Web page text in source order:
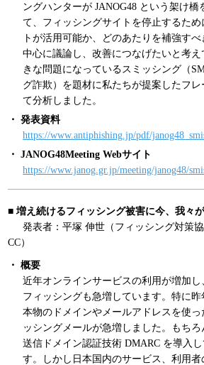
ングハンターが JANOG48 という架け
て、フィッシングサイトを停止するた
トが活用可能か、どのあたりを補強す
中心に議論し、改善につなげたいと考
きな問題になっているスミッシング（
グ詐欺）を題材に私たちが提案したフ
て分析しました。
・ 発表資料
https://www.antiphishing.jp/pdf/
・ JANOG48Meeting Webサイト
https://www.janog.gr.jp/meeting/janog48/
■ 増え続けるフィッシング被害に今、我々
発表者：平塚 伸世（フィッシング対策
CC）
・ 概要
近年オンラインサービスの利用が増加
フィッシングも急増しています。特に
本物のドメインやメールアドレスを使っ
ッシングメールが急増しました。もち
送信ドメイン認証技術 DMARC を導入
す。しかし日本国内のサービス、利用